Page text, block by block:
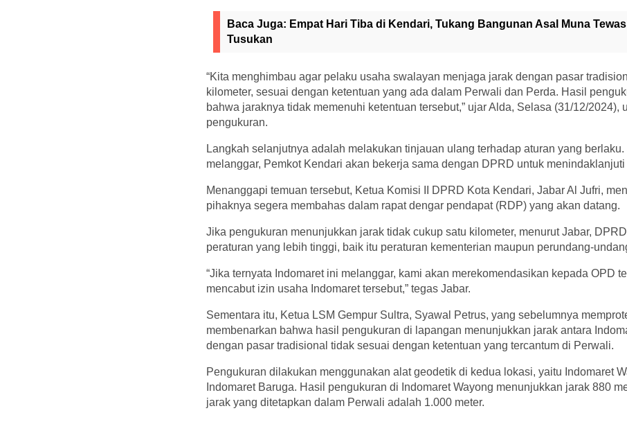
Baca Juga: Empat Hari Tiba di Kendari, Tukang Bangunan Asal Muna
Tusukan
“Kita menghimbau agar pelaku usaha swalayan menjaga jarak dengan pasar
kilometer, sesuai dengan ketentuan yang ada dalam Perwali dan Perda. Hasil
bahwa jaraknya tidak memenuhi ketentuan tersebut,” ujar Alda, Selasa (31/12/2024),
pengukuran.
Langkah selanjutnya adalah melakukan tinjauan ulang terhadap aturan yang berlaku.
melanggar, Pemkot Kendari akan bekerja sama dengan DPRD untuk
Menanggapi temuan tersebut, Ketua Komisi II DPRD Kota Kendari, Jabar Al Jufri,
pihaknya segera membahas dalam rapat dengar pendapat (RDP) yang akan datang.
Jika pengukuran menunjukkan jarak tidak cukup satu kilometer, menurut Jabar,
peraturan yang lebih tinggi, baik itu peraturan kementerian maupun perundang-
“Jika ternyata Indomaret ini melanggar, kami akan merekomendasikan kepada OPD
mencabut izin usaha Indomaret tersebut,” tegas Jabar.
Sementara itu, Ketua LSM Gempur Sultra, Syawal Petrus, yang sebelumnya
membenarkan bahwa hasil pengukuran di lapangan menunjukkan jarak antara
dengan pasar tradisional tidak sesuai dengan ketentuan yang tercantum di Perwali.
Pengukuran dilakukan menggunakan alat geodetik di kedua lokasi, yaitu Indomaret
Indomaret Baruga. Hasil pengukuran di Indomaret Wayong menunjukkan jarak 880
jarak yang ditetapkan dalam Perwali adalah 1.000 meter.